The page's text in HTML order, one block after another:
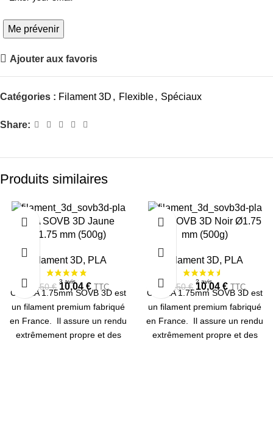
Me prévenir
Ajouter aux favoris
Catégories : Filament 3D , Flexible, Spéciaux
Share:
Produits similaires
-26%PLA SOVB 3D Jaune
Ø1.75 mm (500g)
Filament 3D, PLA
13,50€ 10,04 € TTC
Ce PLA 1.75mm SOVB 3D est
un filament premium fabriqué
en France. Il assure un rendu
extrêmement propre et des
-26%PLA SOVB 3D Noir Ø1.75
mm (500g)
Filament 3D, PLA
13,50€ 10,04 € TTC
Ce PLA 1.75mm SOVB 3D est
un filament premium fabriqué
en France. Il assure un rendu
extrêmement propre et des